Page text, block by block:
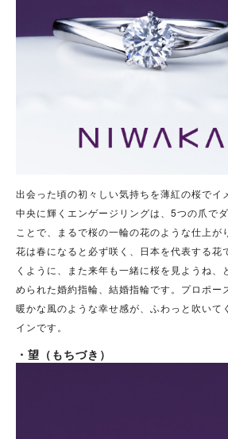
出会った頃の初々しい気持ちを薄紅の桜でイ
中央に輝くエンゲージリングは、5つの爪で
ことで、まるで桜の一輪の花のような仕上が
花は春になると必ず咲く、日本を代表する花
くように、また来年も一緒に桜を見ようね、
められた婚約指輪、結婚指輪です。プロポー
暖かな風のような幸せ感が、ふわっと吹いて
インです。
・ 望（もちづき）